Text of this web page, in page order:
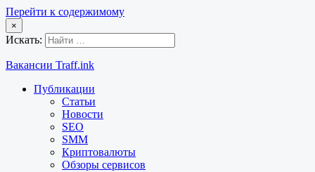
Перейти к содержимому
×
Искать:
Вакансии Traff.ink
Публикации
Статьи
Новости
SEO
SMM
Криптовалюты
Обзоры сервисов